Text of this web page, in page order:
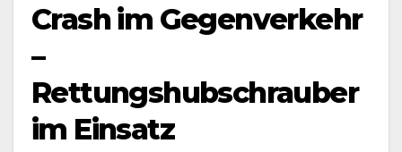
Crash im Gegenverkehr
–
Rettungshubschrauber
im Einsatz